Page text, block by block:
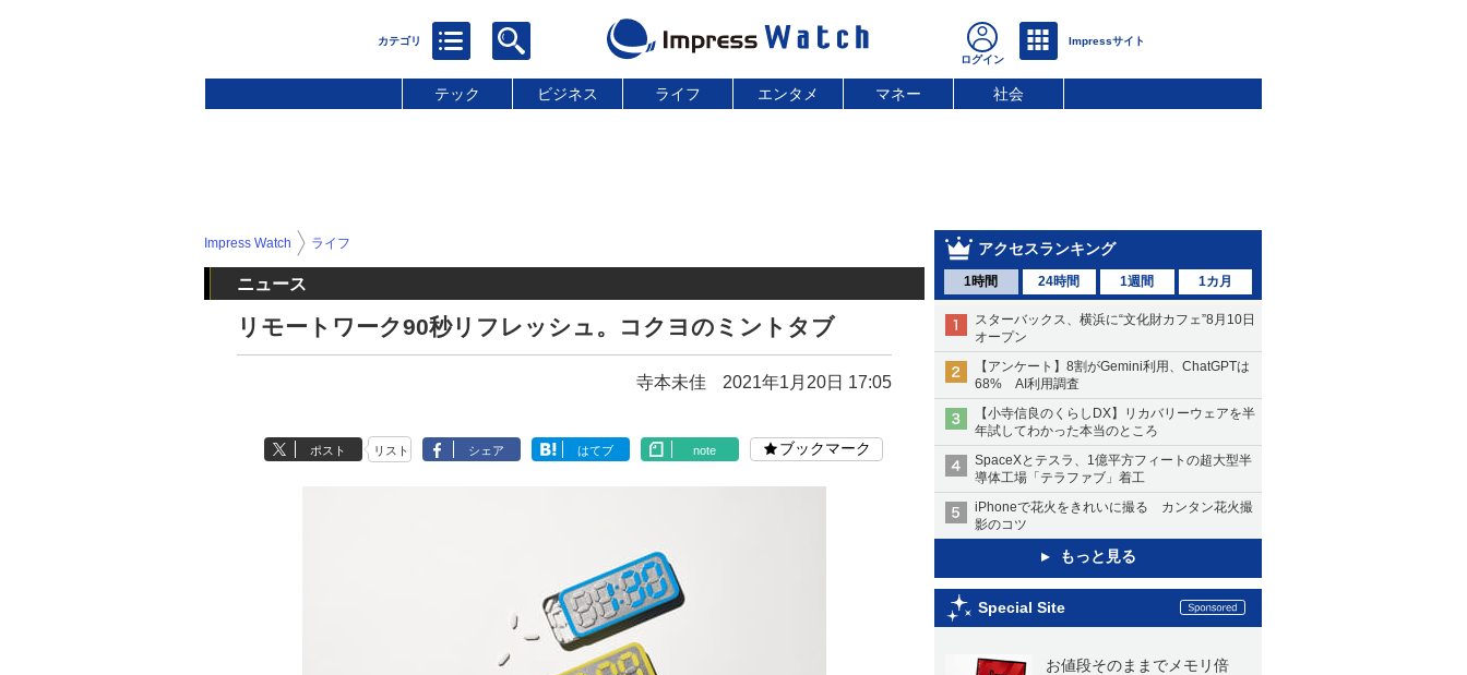
テック ビジネス ライフ エンタメ マネー 社会
アクセスランキング
1時間 24時間 1週間 1カ月
スターバックス、横浜に“文化財カフェ”8月10日
オープン
【アンケート】8割がGemini利用、ChatGPTは
68% AI利用調査
【小寺信良のくらしDX】リカバリーウェアを半
年試してわかった本当のところ
SpaceXとテスラ、1億平方フィートの超大型半
導体工場「テラファブ」着工
iPhoneで花火をきれいに撮る カンタン花火撮
影のコツ
もっと見る
Special Site
お値段そのままでメモリ倍
Impress Watch ライフ
ニュース
リモートワーク90秒リフレッシュ。コクヨのミントタブ
寺本未佳 2021年1月20日 17:05
ポスト リスト シェア はてブ note ブックマーク